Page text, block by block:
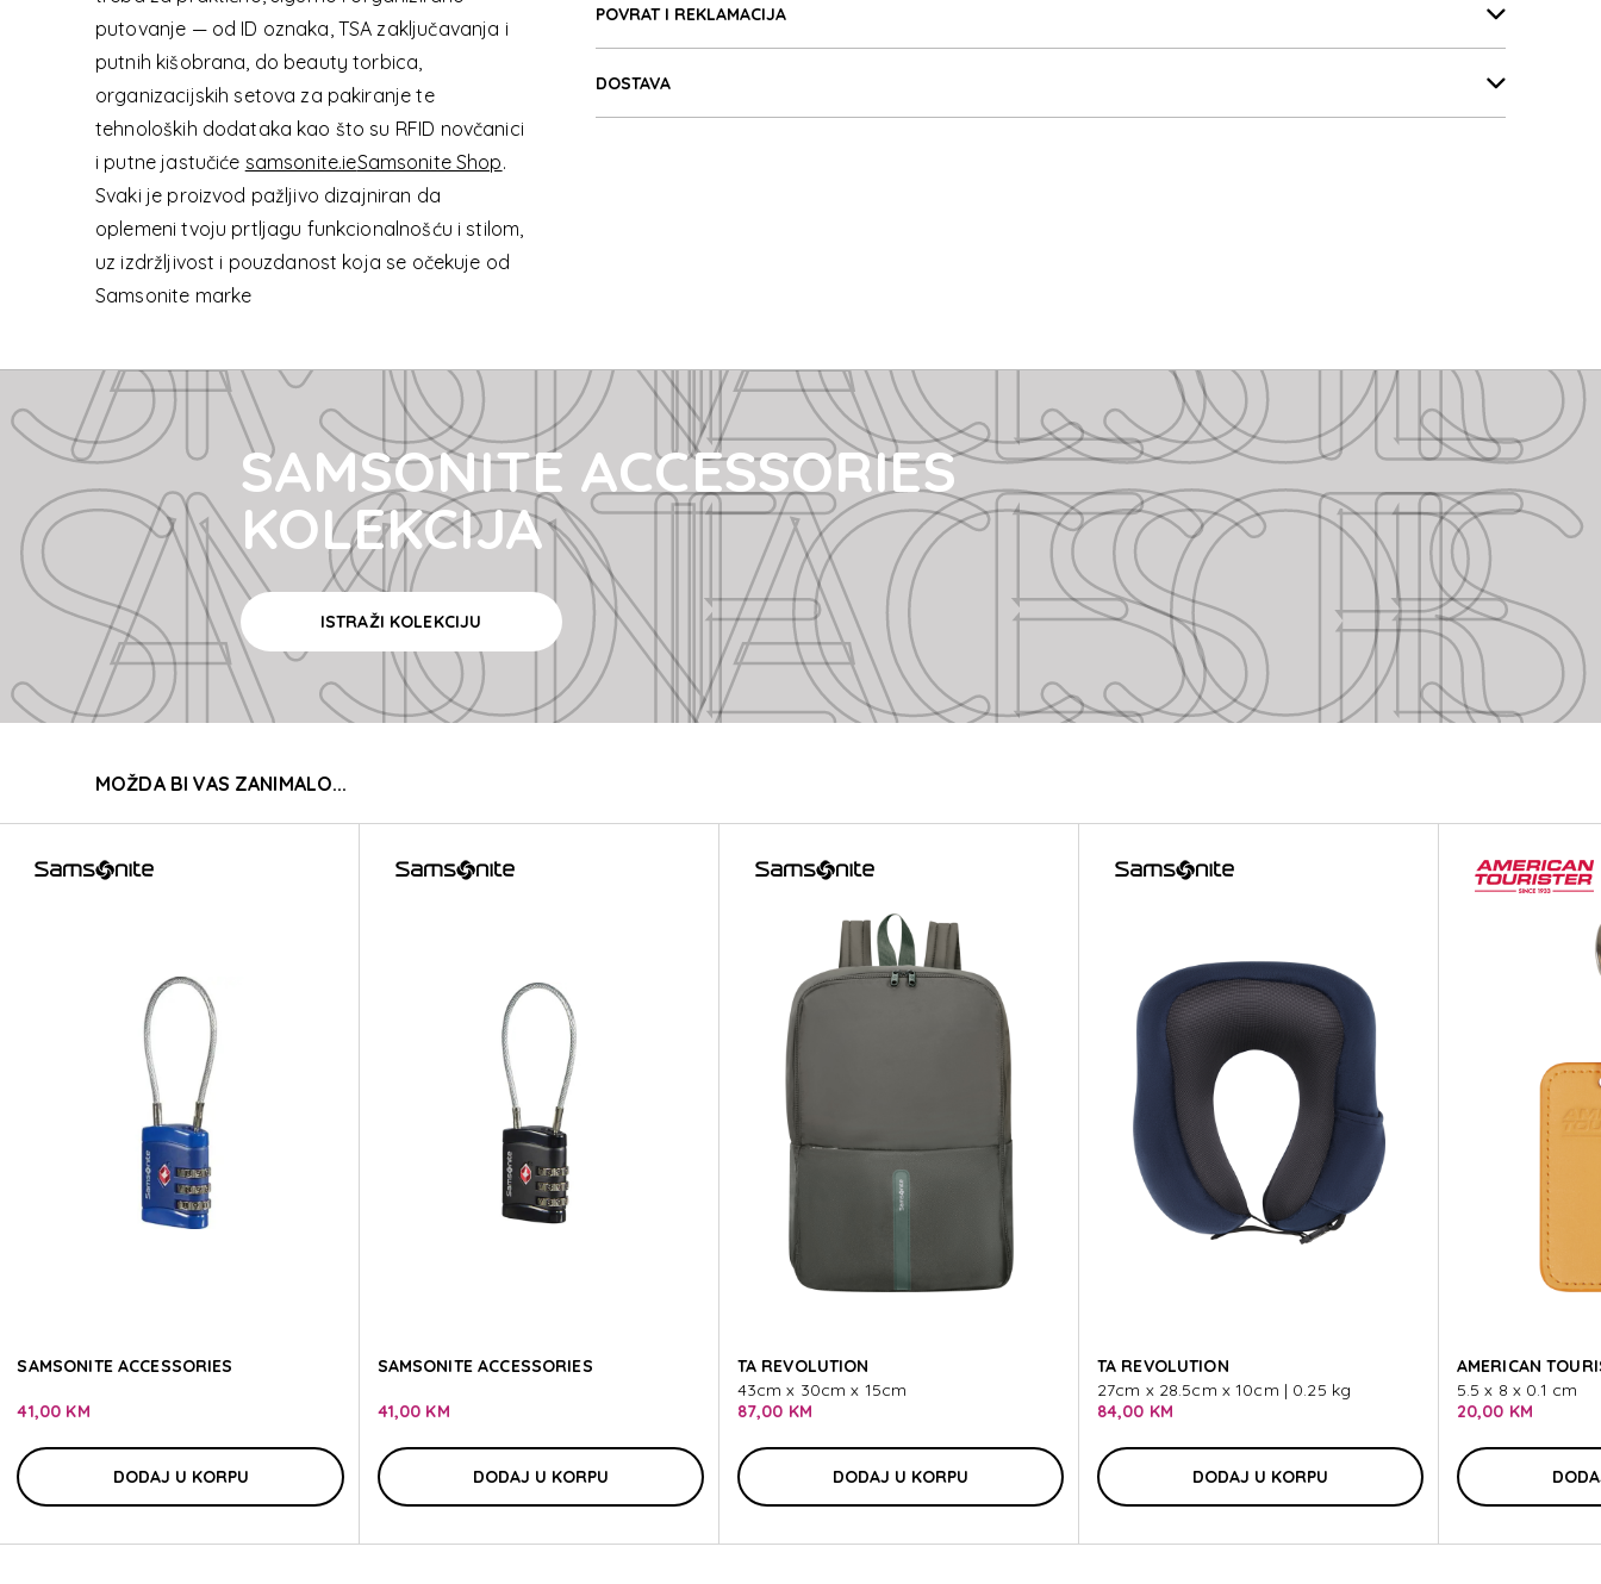
putovanje — od ID oznaka, TSA zaključavanja i
putnih kišobrana, do beauty torbica,
organizacijskih setova za pakiranje te
tehnoloških dodataka kao što su RFID novčanici
i putne jastučiće samsonite.ieSamsonite Shop.
Svaki je proizvod pažljivo dizajniran da
oplemeni tvoju prtljagu funkcionalnošću i stilom,
uz izdržljivost i pouzdanost koja se očekuje od
Samsonite marke
POVRAT I REKLAMACIJA
DOSTAVA
SAMSONITE ACCESSORIES
SAMSONITE ACCESSORIES
SAMSONITE ACCESSORIES
SAMSONITE ACCESSORIES
SAMSONITE ACCESSORIES
SAMSONITE ACCESSORIES
KOLEKCIJA
ISTRAŽI KOLEKCIJU
MOŽDA BI VAS ZANIMALO...
SAMSONITE ACCESSORIES
41,00 KM
DODAJ U KORPU
SAMSONITE ACCESSORIES
41,00 KM
DODAJ U KORPU
TA REVOLUTION
43cm x 30cm x 15cm
87,00 KM
DODAJ U KORPU
TA REVOLUTION
27cm x 28.5cm x 10cm | 0.25 kg
84,00 KM
DODAJ U KORPU
AMERICAN
5.5 x 8 x 0.1 cm
20,00 KM